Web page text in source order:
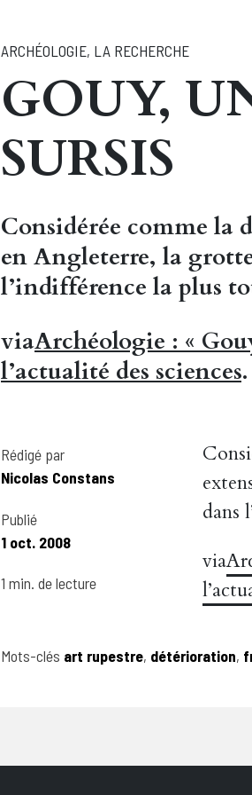
ARCHÉOLOGIE, LA RECHERCHE
GOUY,
SURSIS
Considérée comme la
en Angleterre, la
l’indifférence la plus
viaArchéologie : «
l’actualité des sciences.
Rédigé par
Nicolas Constans
Publié
1 oct. 2008
1 min. de lecture
dans
via
Mots-clés art rupestre, détérioration,